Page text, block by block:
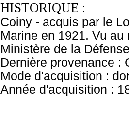
HISTORIQUE :
Coiny - acquis par le
Marine en 1921. Vu
Ministère de la
Dernière provenance :
Mode d'acquisition :
Année d'acquisition :